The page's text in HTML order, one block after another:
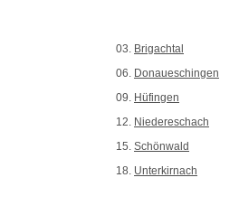
03. Brigachtal
06. Donaueschingen
09. Hüfingen
12. Niedereschach
15. Schönwald
18. Unterkirnach